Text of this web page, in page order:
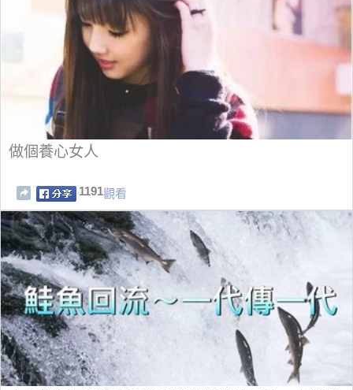
做個養心女人
1191觀看